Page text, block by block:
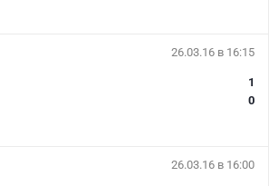
26.03.16 в 16:15
1
0
26.03.16 в 16:00